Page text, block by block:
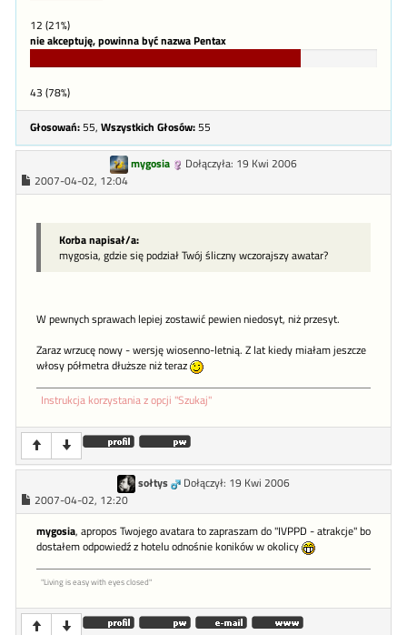
12 (21%)
nie akceptuję, powinna być nazwa Pentax
43 (78%)
Głosowań:55, Wszystkich Głosów:55
mygosia
Dołączyła: 19 Kwi 2006
2007-04-02, 12:04
Korba napisał/a:
mygosia, gdzie się podział Twój śliczny wczorajszy awatar?
W pewnych sprawach lepiej zostawić pewien niedosyt, niż przesyt.
Zaraz wrzucę nowy - wersję wiosenno-letnią. Z lat kiedy miałam jeszcze
włosy półmetra dłuższe niż teraz
Instrukcja korzystania z opcji "Szukaj"
sołtys
Dołączył: 19 Kwi 2006
2007-04-02, 12:20
mygosia, apropos Twojego avatara to zapraszam do "IVPPD - atrakcje" bo
dostałem odpowiedź z hotelu odnośnie koników w okolicy
"Living is easy with eyes closed"